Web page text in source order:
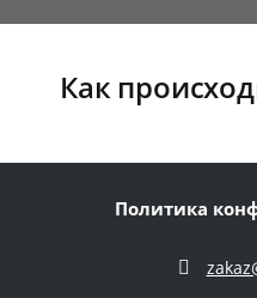
Как
Политика